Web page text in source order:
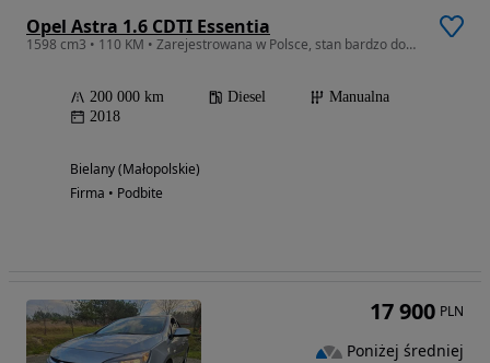
Opel Astra 1.6 CDTI Essentia
1598 cm3 • 110 KM • Zarejestrowana w Polsce, stan bardzo dobry, Faktura VAT
200 000 km Diesel
Manualna
2018
Bielany (Małopolskie)
Firma • Podbite
17 900 PLN
Poniżej średniej